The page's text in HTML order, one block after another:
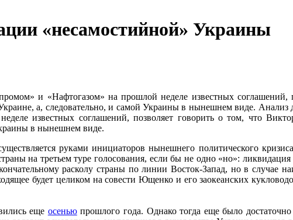
«несамостийной» Украины
и «Нафтогазом» на прошлой неделе известных соглашений,
а, следовательно, и самой Украины в нынешнем виде. Анализ
известных соглашений, позволяет говорить о том, что
в нынешнем виде.
руками инициаторов нынешнего политического
на третьем туре голосования, если бы не одно «но»:
расколу страны по линии Восток-Запад, но в случае
будет целиком на совести Ющенко и его заокеанских
еще осеньюпрошлого года. Однако тогда еще было достаточно